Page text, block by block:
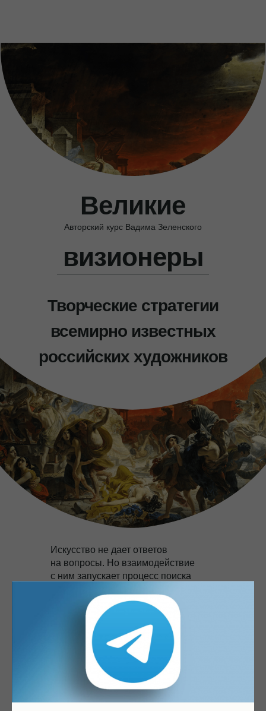
визионеры
Авторский курс Вадима Зеленского
Великие
Творческие стратегии
всемирно известных
российских художников
Искусство не дает ответов
на вопросы. Но взаимодействие
с ним запускает процесс поиска
сложные вызовы времени.
Этот навык — гораздо ценнее
готовых рецептов, ведь мир вокруг
многообразен и изменчив.
Подарочный сертификат